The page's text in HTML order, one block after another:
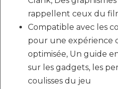
rappellent ceux du
Compatible avec les
pour une expérience
optimisée, Un guide
sur les gadgets, les
coulisses du jeu